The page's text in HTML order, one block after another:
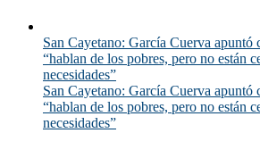
San Cayetano: García Cuerva apuntó
“hablan de los pobres, pero no están
necesidades”
San Cayetano: García Cuerva apuntó
“hablan de los pobres, pero no están
necesidades”